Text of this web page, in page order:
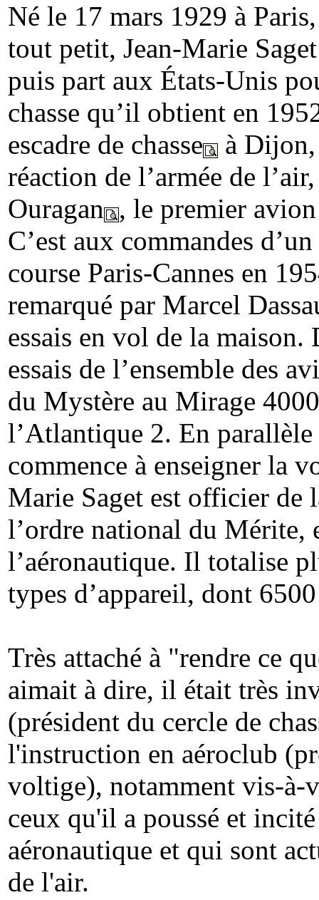
Né le 17 mars 1929 à
tout petit, Jean-Marie
puis part aux États-Unis
chasse qu’il obtient en
escadre de chasse
à
réaction de l’armée de
Ouragan , le premier
C’est aux commandes
course Paris-Cannes en
remarqué par Marcel
essais en vol de la
essais de l’ensemble des
du Mystère au Mirage
l’Atlantique 2. En
commence à enseigner la
Marie Saget est officier de
l’ordre national du Mérite,
l’aéronautique. Il totalise
types d’appareil, dont
Très attaché à "rendre ce
aimait à dire, il était très
(président du cercle de
l'instruction en aéroclub
voltige), notamment vis-à-
ceux qu'il a poussé et
aéronautique et qui sont
de l'air.